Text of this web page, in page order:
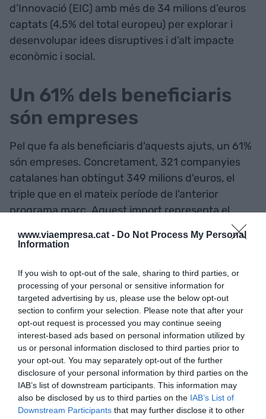
www.viaempresa.cat - Do Not Process My Personal
Information
If you wish to opt-out of the sale, sharing to third parties, or
processing of your personal or sensitive information for
targeted advertising by us, please use the below opt-out
section to confirm your selection. Please note that after your
opt-out request is processed you may continue seeing
interest-based ads based on personal information utilized by
us or personal information disclosed to third parties prior to
your opt-out. You may separately opt-out of the further
disclosure of your personal information by third parties on the
IAB’s list of downstream participants. This information may
also be disclosed by us to third parties on the IAB’s List of
Downstream Participants that may further disclose it to other
d’Innovació (EIC) amb més de 34 milions d’euros
captats (4,5% del total europeu) per explorar i
desenvolupar idees disruptives i d’alt impacte
econòmic i social.
Un 61% dels beneficiaris
són empreses
Pel que fa als beneficiaris d'aquests ajuts, un 61%
són empreses. Concretament, 321 companyies
catalanes han obtingut 349 milions d'euros, el
triple que en el mateix període de l'anterior
programa marc. Aquest import representa el
4,23% del total dels fons atorgat a empreses i un
34% de l'estat.
En els instruments del programa destinats
específicament a empreses, Catalunya també és
la tercera regió de la Unió Europea en captació de
fons, per darrere de les regions que inclouen les
ciutats de París i Múnic. Entre d'altres, destaca la
branca del programa destinada a finançar
projectes de pimes i startups innovadores a
través dels instruments EIT i EIC Accelerator, on
l'atracció de fons per part de companyies